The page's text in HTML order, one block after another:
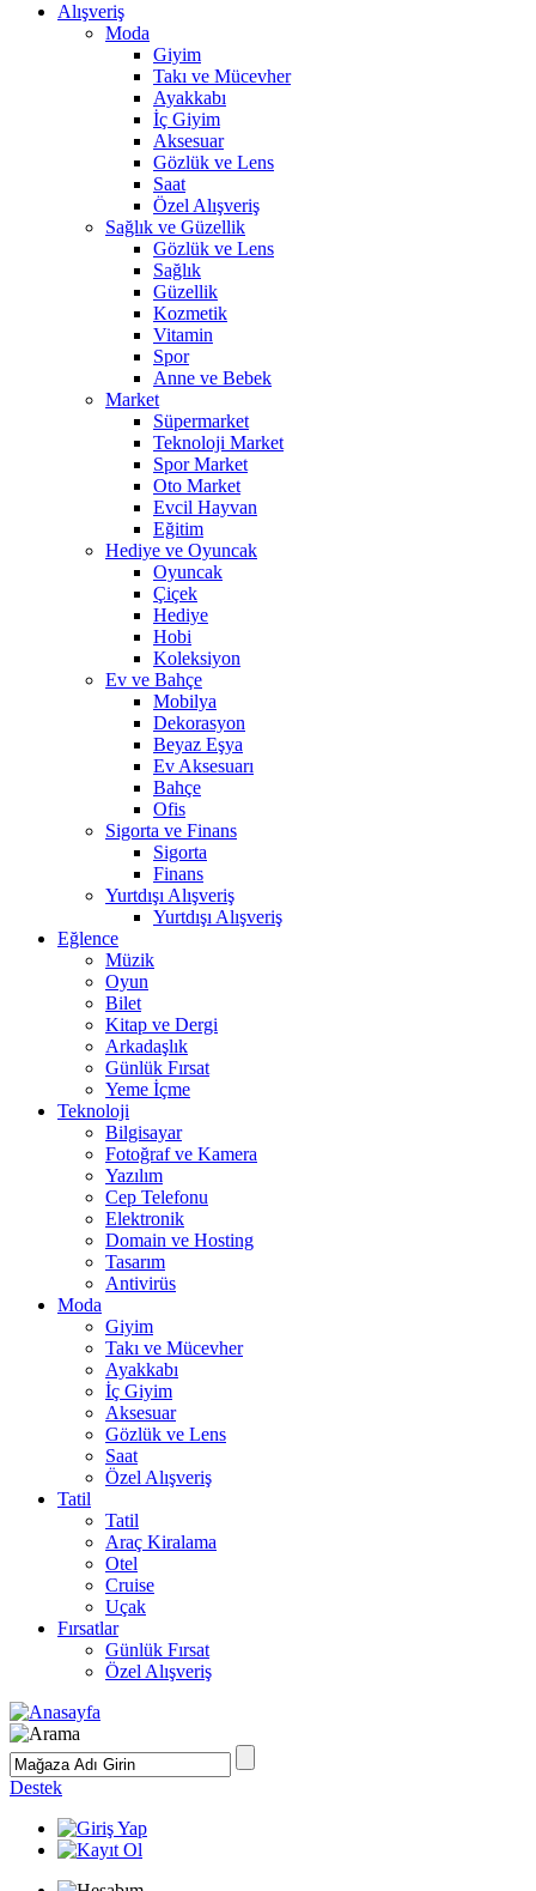
Alışveriş
Moda
Giyim
Takı ve Mücevher
Ayakkabı
İç Giyim
Aksesuar
Gözlük ve Lens
Saat
Özel Alışveriş
Sağlık ve Güzellik
Gözlük ve Lens
Sağlık
Güzellik
Kozmetik
Vitamin
Spor
Anne ve Bebek
Market
Süpermarket
Teknoloji Market
Spor Market
Oto Market
Evcil Hayvan
Eğitim
Hediye ve Oyuncak
Oyuncak
Çiçek
Hediye
Hobi
Koleksiyon
Ev ve Bahçe
Mobilya
Dekorasyon
Beyaz Eşya
Ev Aksesuarı
Bahçe
Ofis
Sigorta ve Finans
Sigorta
Finans
Yurtdışı Alışveriş
Yurtdışı Alışveriş
Eğlence
Müzik
Oyun
Bilet
Kitap ve Dergi
Arkadaşlık
Günlük Fırsat
Yeme İçme
Teknoloji
Bilgisayar
Fotoğraf ve Kamera
Yazılım
Cep Telefonu
Elektronik
Domain ve Hosting
Tasarım
Antivirüs
Moda
Giyim
Takı ve Mücevher
Ayakkabı
İç Giyim
Aksesuar
Gözlük ve Lens
Saat
Özel Alışveriş
Tatil
Tatil
Araç Kiralama
Otel
Cruise
Uçak
Fırsatlar
Günlük Fırsat
Özel Alışveriş
Destek